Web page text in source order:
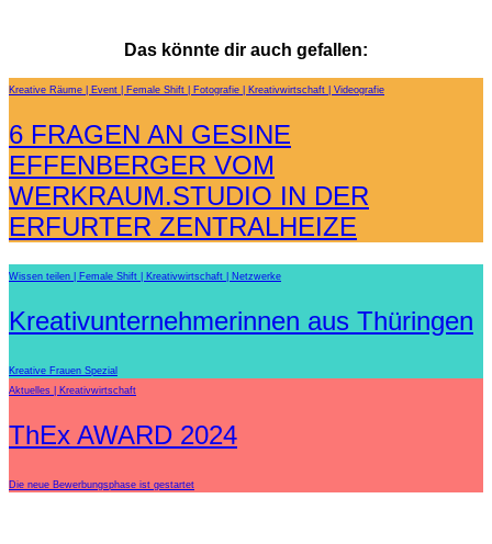
Das könnte dir auch gefallen:
Kreative Räume Event Female Shift Fotografie Kreativwirtschaft Videografie
6 FRAGEN AN GESINE
EFFENBERGER VOM
WERKRAUM.STUDIO IN DER
ERFURTER ZENTRALHEIZE
Wissen teilen Female Shift Kreativwirtschaft Netzwerke
Kreativunternehmerinnen aus Thüringen
Kreative Frauen Spezial
Aktuelles
Kreativwirtschaft
ThEx AWARD 2024
Die neue Bewerbungsphase ist gestartet